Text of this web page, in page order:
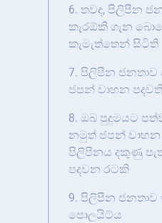
6. තවද, පිලිපීන
කැරඕකි ගැන
කැමැත්තෙන් සිටිති
7. පිලිපීන
ජපන් වාහන පදවති
8. ඔබ පුදුමයට
නමුත් ජපන්
පිලිපීනය දකුණු
පදවන රටකි
9. පිලිපීන ජනතාව
පොලයිට්ය